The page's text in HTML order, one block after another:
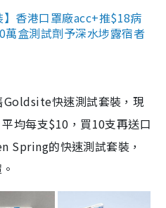
香港口罩廠acc+推$18病
盒測試劑予深水埗露宿者
Goldsite快速測試套裝，現
均每支$10，買10支再送口
Spring的快速測試套裝，